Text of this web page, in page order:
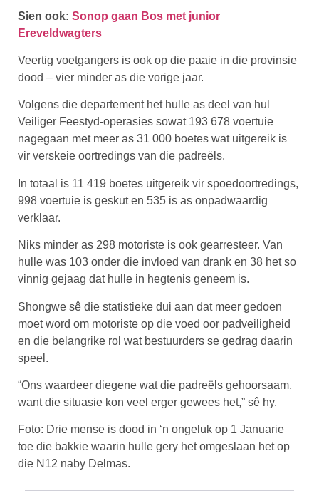
Sien ook: Sonop gaan Bos met junior
Ereveldwagters
Veertig voetgangers is ook op die paaie in die provinsie
dood – vier minder as die vorige jaar.
Volgens die departement het hulle as deel van hul
Veiliger Feestyd-operasies sowat 193 678 voertuie
nagegaan met meer as 31 000 boetes wat uitgereik is
vir verskeie oortredings van die padreëls.
In totaal is 11 419 boetes uitgereik vir spoedoortredings,
998 voertuie is geskut en 535 is as onpadwaardig
verklaar.
Niks minder as 298 motoriste is ook gearresteer. Van
hulle was 103 onder die invloed van drank en 38 het so
vinnig gejaag dat hulle in hegtenis geneem is.
Shongwe sê die statistieke dui aan dat meer gedoen
moet word om motoriste op die voed oor padveiligheid
en die belangrike rol wat bestuurders se gedrag daarin
speel.
“Ons waardeer diegene wat die padreëls gehoorsaam,
want die situasie kon veel erger gewees het,” sê hy.
Foto: Drie mense is dood in ‘n ongeluk op 1 Januarie
toe die bakkie waarin hulle gery het omgeslaan het op
die N12 naby Delmas.